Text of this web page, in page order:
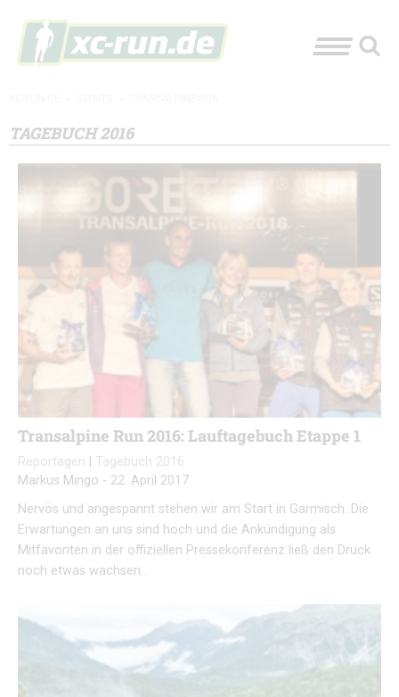
TAGEBUCH 2016
Transalpine Run 2016: Lauftagebuch Etappe 1
Reportagen
Tagebuch 2016
Markus Mingo - 22. April 2017
Nervös und angespannt stehen wir am Start in Garmisch. Die
Erwartungen an uns sind hoch und die Ankündigung als
Mitfavoriten in der offiziellen Pressekonferenz ließ den Druck
noch etwas wachsen…